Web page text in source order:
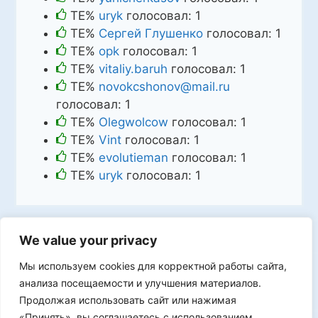
We value your privacy
Мы используем cookies для корректной работы сайта,
анализа посещаемости и улучшения материалов.
Продолжая использовать сайт или нажимая
TE% uryk голосовал: 1
TE% Сергей Глушенко голосовал: 1
TE% opk голосовал: 1
TE% vitaliy.baruh голосовал: 1
TE% novokcshonov@mail.ru
голосовал: 1
TE% Olegwolcow голосовал: 1
TE% Vint голосовал: 1
TE% evolutieman голосовал: 1
TE% uryk голосовал: 1
Мы в VK